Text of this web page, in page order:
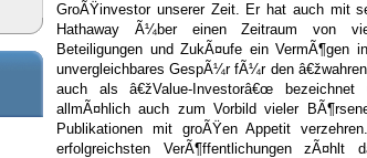
GroÃŸinvestor unserer Zeit. Er hat auch mit
Hathaway Ã¼ber einen Zeitraum von
Beteiligungen und ZukÃ¤ufe ein VermÃ¶gen
unvergleichbares GespÃ¼r fÃ¼r den
auch als â€žValue-Investorâ€œ
allmÃ¤hlich auch zum Vorbild vieler
Publikationen mit groÃŸen Appetit
erfolgreichsten VerÃ¶ffentlichungen